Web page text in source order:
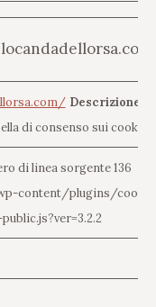
locandadellorsa.com
Descrizione
di consenso sui cookie.
di linea sorgente 136
content/plugins/